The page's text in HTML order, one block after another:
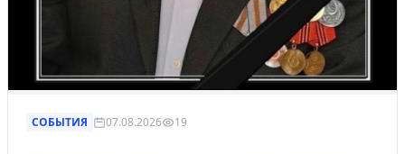
СОБЫТИЯ 07.08.2026 19